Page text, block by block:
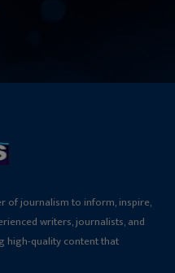
of journalism to inform, inspire,
writers, journalists, and
high-quality content that